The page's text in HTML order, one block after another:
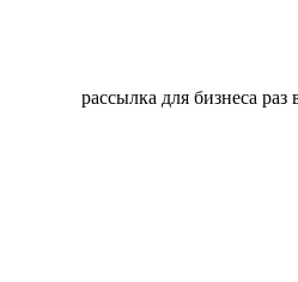
рассылка для бизнеса раз